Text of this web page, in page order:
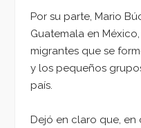
Por su parte, Mario
Guatemala en
migrantes que se
y los pequeños
país.
Dejó en claro que, en